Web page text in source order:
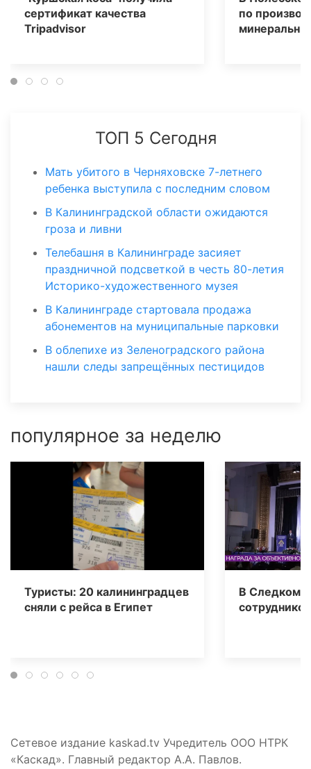
сертификат качества
Tripаdvisor
по
ТОП 5 Сегодня
Мать убитого в Черняховске 7-летнего
ребенка выступила с последним словом
В Калининградской области ожидаются
гроза и ливни
Телебашня в Калининграде засияет
праздничной подсветкой в честь 80-летия
Историко-художественного музея
В Калининграде стартовала продажа
абонементов на муниципальные парковки
В облепихе из Зеленоградского района
нашли следы запрещённых пестицидов
популярное за неделю
Туристы: 20 калининградцев
сняли с рейса в Египет
В Следкоме
Сетевое издание kaskad.tv Учредитель ООО НТРК
«Каскад». Главный редактор А.А. Павлов.